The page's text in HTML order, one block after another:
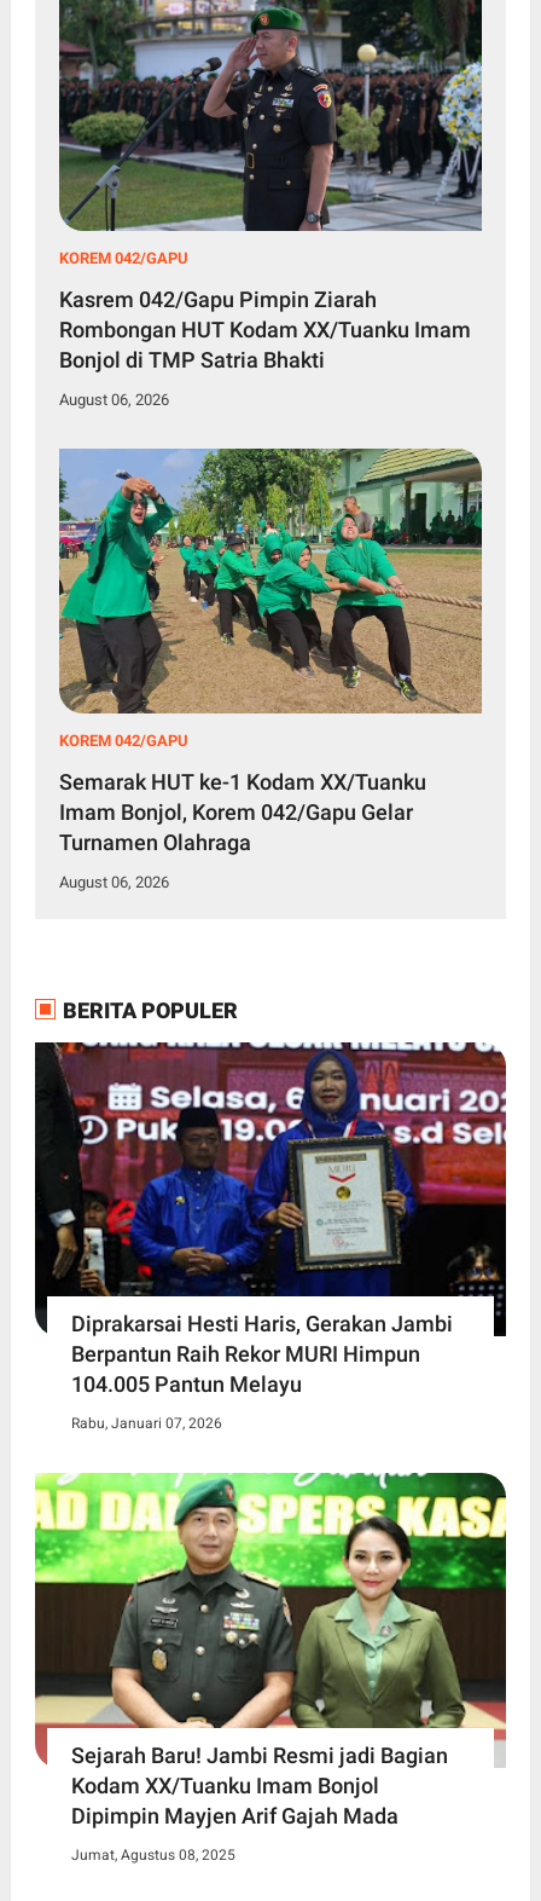
KOREM 042/GAPU
Kasrem 042/Gapu Pimpin Ziarah
Rombongan HUT Kodam XX/Tuanku Imam
Bonjol di TMP Satria Bhakti
August 06, 2026
KOREM 042/GAPU
Semarak HUT ke-1 Kodam XX/Tuanku
Imam Bonjol, Korem 042/Gapu Gelar
Turnamen Olahraga
August 06, 2026
BERITA POPULER
Diprakarsai Hesti Haris, Gerakan Jambi
Berpantun Raih Rekor MURI Himpun
104.005 Pantun Melayu
Rabu, Januari 07, 2026
Sejarah Baru! Jambi Resmi jadi Bagian
Kodam XX/Tuanku Imam Bonjol
Dipimpin Mayjen Arif Gajah Mada
Jumat, Agustus 08, 2025